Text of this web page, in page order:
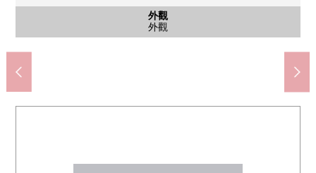
外觀
外觀
風景
風景
室內
西式房間
室內
西式房間
廚房
廚房
廚房
廚房
廚房
廚房
門口
走廊
其他
洗衣機堆放處
收納
收納
公共汽車
3分單元
廁所
廁所
門口
門口
風景
風景
共有部分
電梯間
入口
入口
入口
入口
共有部分
腳踏車停放處
外觀
外觀
外觀
外觀
外觀
外觀
仙台市立片平丁小學校(約210m)
步行3分鐘
仙台市立五橋中學(約1240m)
步行16分鐘
市營地下鐵"青葉通一番町"車站(約490m)
步行7分鐘
7-Eleven仙台晚翠草堂前店(約200m)
步行3分鐘
AEON仙台一番町店(約320m)
步行4分鐘
藤崎本館(約550m)
步行7分鐘
仙台東二番丁郵局(約600m)
步行8分鐘
七十七銀行總店(約710m)
步行9分鐘
imusu仙台綜合醫院(約780m)
步行10分鐘
仙台早市(約800m)
步行10分鐘